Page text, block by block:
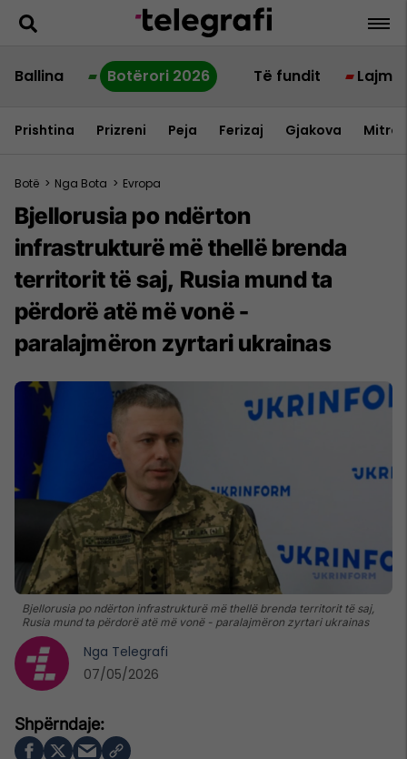
Ballina Botërori 2026 Të fundit Lajme
Prishtina Prizreni Peja Ferizaj Gjakova
Botë > Nga Bota > Evropa
Bjellorusia po ndërton
infrastrukturë më thellë brenda
territorit të saj, Rusia mund ta
përdorë atë më vonë -
paralajmëron zyrtari ukrainas
Bjellorusia po ndërton infrastrukturë më thellë brenda territorit të saj,
Rusia mund ta përdorë atë më vonë - paralajmëron zyrtari ukrainas
Nga Telegrafi
07/05/2026